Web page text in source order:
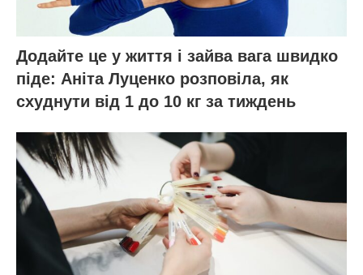
Додайте це у життя і зайва вага швидко
піде: Аніта Луценко розповіла, як
схуднути від 1 до 10 кг за тиждень